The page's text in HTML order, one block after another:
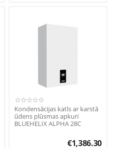
Kondensācijas katls ar karstā
ūdens plūsmas apkuri
BLUEHELIX ALPHA 28C
€1,386.30